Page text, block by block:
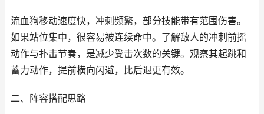
流血狗移动速度快，冲刺频繁，部分技能带有范围伤害。
如果站位集中，很容易被连续命中。了解敌人的冲刺前摇
动作与扑击节奏，是减少受击次数的关键。观察其起跳和
蓄力动作，提前横向闪避，比后退更有效。
二、阵容搭配思路